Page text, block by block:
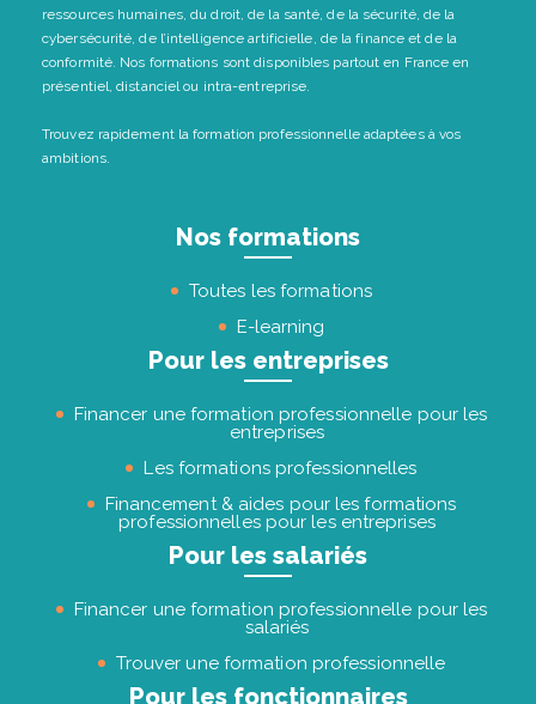
ressources humaines, du droit, de la santé, de la sécurité, de la
cybersécurité, de l’intelligence artificielle, de la finance et de la
conformité. Nos formations sont disponibles partout en France en
présentiel, distanciel ou intra-entreprise.
Trouvez rapidement la formation professionnelle adaptées à vos
ambitions.
Nos formations
Toutes les formations
E-learning
Pour les entreprises
Financer une formation professionnelle pour les
entreprises
Les formations professionnelles
Financement & aides pour les formations
professionnelles pour les entreprises
Pour les salariés
Financer une formation professionnelle pour les
salariés
Trouver une formation professionnelle
Pour les fonctionnaires